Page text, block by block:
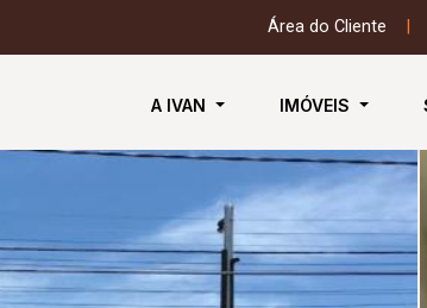
Área do Cliente
A IVAN IMÓVEIS